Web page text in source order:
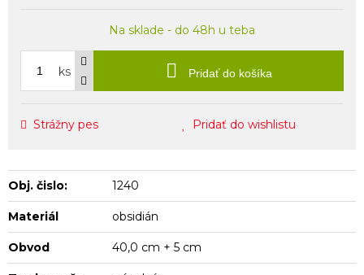
Na sklade - do 48h u teba
ks Pridať do košíka
Strážny pes Pridať do wishlistu
Obj. čislo: 1240
Materiál obsidián
Obvod 40,0 cm + 5 cm